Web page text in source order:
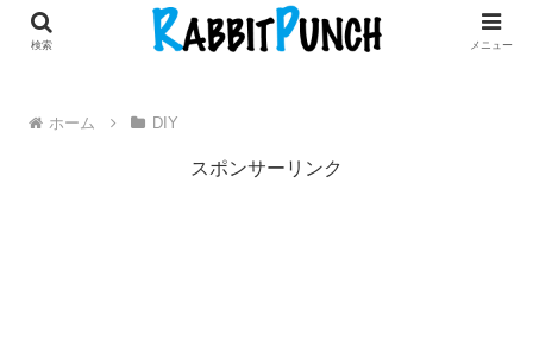
田舎暮らし × 古民家リノベDIY
ホーム DIY
スポンサーリンク
検索 メニュー